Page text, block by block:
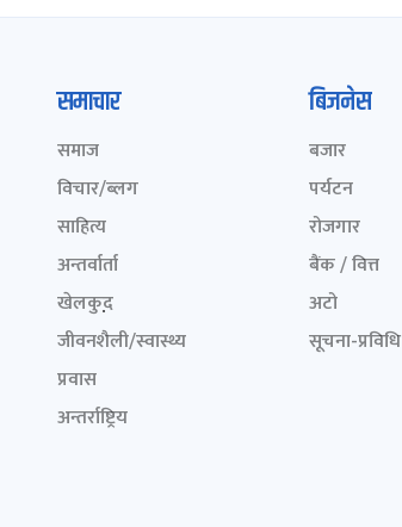
समाचार
समाज
विचार/ब्लग
साहित्य
अन्तर्वार्ता
खेलकुद़़
जीवनशैली/स्वास्थ्य
प्रवास
अन्तर्राष्ट्रिय
बिजनेस
बजार
पर्यटन
रोजगार
बैंक / वित्त
अटो
सूचना-प्रविधि